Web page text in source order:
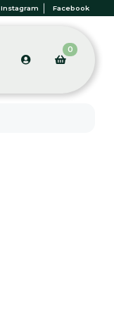
Instagram Facebook
0